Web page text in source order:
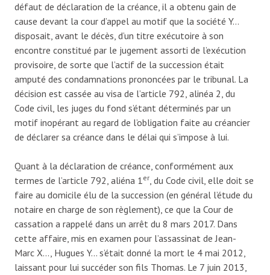
défaut de déclaration de la créance, il a obtenu gain de
cause devant la cour d’appel au motif que la société Y…
disposait, avant le décès, d’un titre exécutoire à son
encontre constitué par le jugement assorti de l’exécution
provisoire, de sorte que l’actif de la succession était
amputé des condamnations prononcées par le tribunal. La
décision est cassée au visa de l’article 792, alinéa 2, du
Code civil, les juges du fond s’étant déterminés par un
motif inopérant au regard de l’obligation faite au créancier
de déclarer sa créance dans le délai qui s’impose à lui.
Quant à la déclaration de créance, conformément aux
termes de l’article 792, aliéna 1er, du Code civil, elle doit se
faire au domicile élu de la succession (en général l’étude du
notaire en charge de son règlement), ce que la Cour de
cassation a rappelé dans un arrêt du 8 mars 2017. Dans
cette affaire, mis en examen pour l’assassinat de Jean-
Marc X…, Hugues Y… s’était donné la mort le 4 mai 2012,
laissant pour lui succéder son fils Thomas. Le 7 juin 2013,